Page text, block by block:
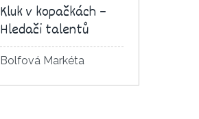
Kluk v kopačkách –
Hledači talentů
Bolfová Markéta
Detail knihy